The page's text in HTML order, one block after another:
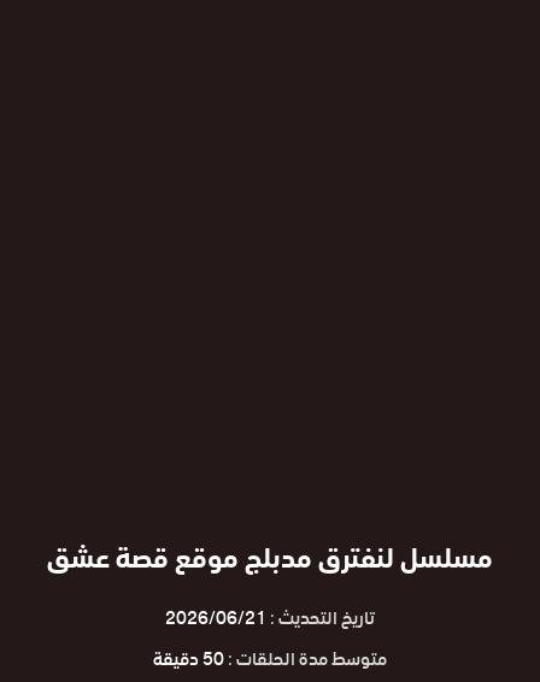
مسلسل لنفترق مدبلج موقع قصة عشق
تاريخ التحديث : 2026/06/21
متوسط مدة الحلقات :50 دقيقة